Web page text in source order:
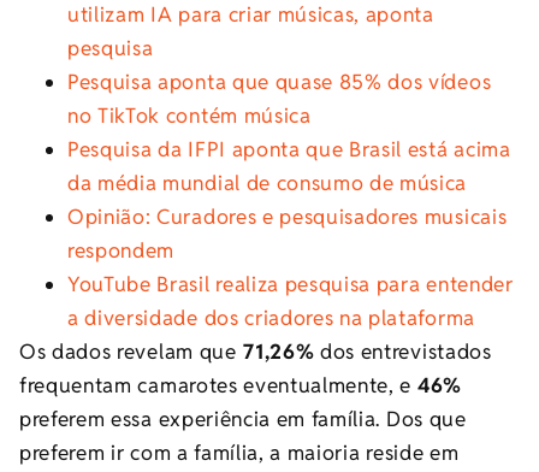
utilizam IA para criar músicas, aponta
pesquisa
Pesquisa aponta que quase 85% dos vídeos
no TikTok contém música
Pesquisa da IFPI aponta que Brasil está acima
da média mundial de consumo de música
Opinião: Curadores e pesquisadores musicais
respondem
YouTube Brasil realiza pesquisa para entender
a diversidade dos criadores na plataforma
Os dados revelam que 71,26% dos entrevistados
frequentam camarotes eventualmente, e 46%
preferem essa experiência em família. Dos que
preferem ir com a família, a maioria reside em